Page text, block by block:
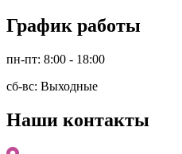
График работы
пн-пт: 8:00 - 18:00
сб-вс: Выходные
Наши контакты